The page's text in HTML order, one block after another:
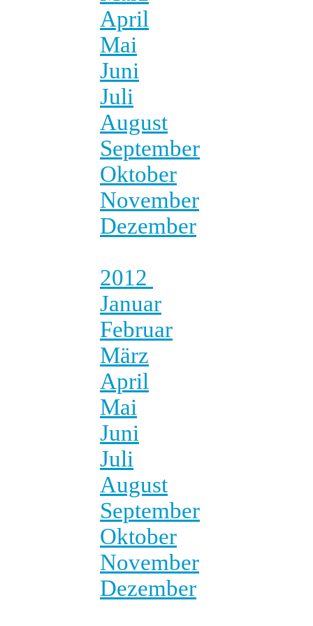
April
Mai
Juni
Juli
August
September
Oktober
November
Dezember
2012
Januar
Februar
März
April
Mai
Juni
Juli
August
September
Oktober
November
Dezember